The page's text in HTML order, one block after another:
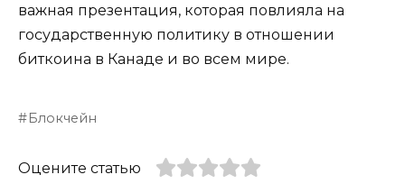
важная презентация, которая повлияла на
государственную политику в отношении
биткоина в Канаде и во всем мире.
Блокчейн
Оцените статью